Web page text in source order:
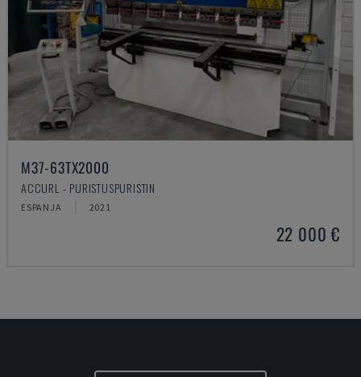
M37-63TX2000
ACCURL - PURISTUSPURISTIN
ESPANJA 2021
22 000 €